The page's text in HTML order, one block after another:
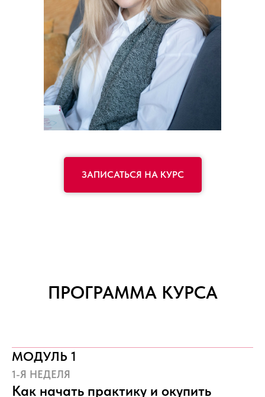
ЗАПИСАТЬСЯ НА КУРС
ПРОГРАММА КУРСА
МОДУЛЬ 1
1-Я НЕДЕЛЯ
Как начать практику и окупить